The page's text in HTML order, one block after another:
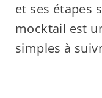
et ses étapes
mocktail est
simples à